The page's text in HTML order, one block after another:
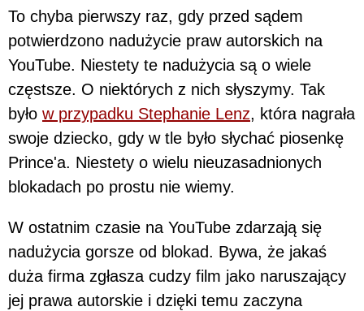
To chyba pierwszy raz, gdy przed sądem
potwierdzono nadużycie praw autorskich na
YouTube. Niestety te nadużycia są o wiele
częstsze. O niektórych z nich słyszymy. Tak
było w przypadku Stephanie Lenz, która nagrała
swoje dziecko, gdy w tle było słychać piosenkę
Prince'a. Niestety o wielu nieuzasadnionych
blokadach po prostu nie wiemy.
W ostatnim czasie na YouTube zdarzają się
nadużycia gorsze od blokad. Bywa, że jakaś
duża firma zgłasza cudzy film jako naruszający
jej prawa autorskie i dzięki temu zaczyna